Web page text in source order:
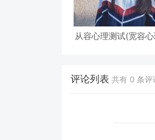
从容心理测试(宽容心
评论列表 共有 0 条评